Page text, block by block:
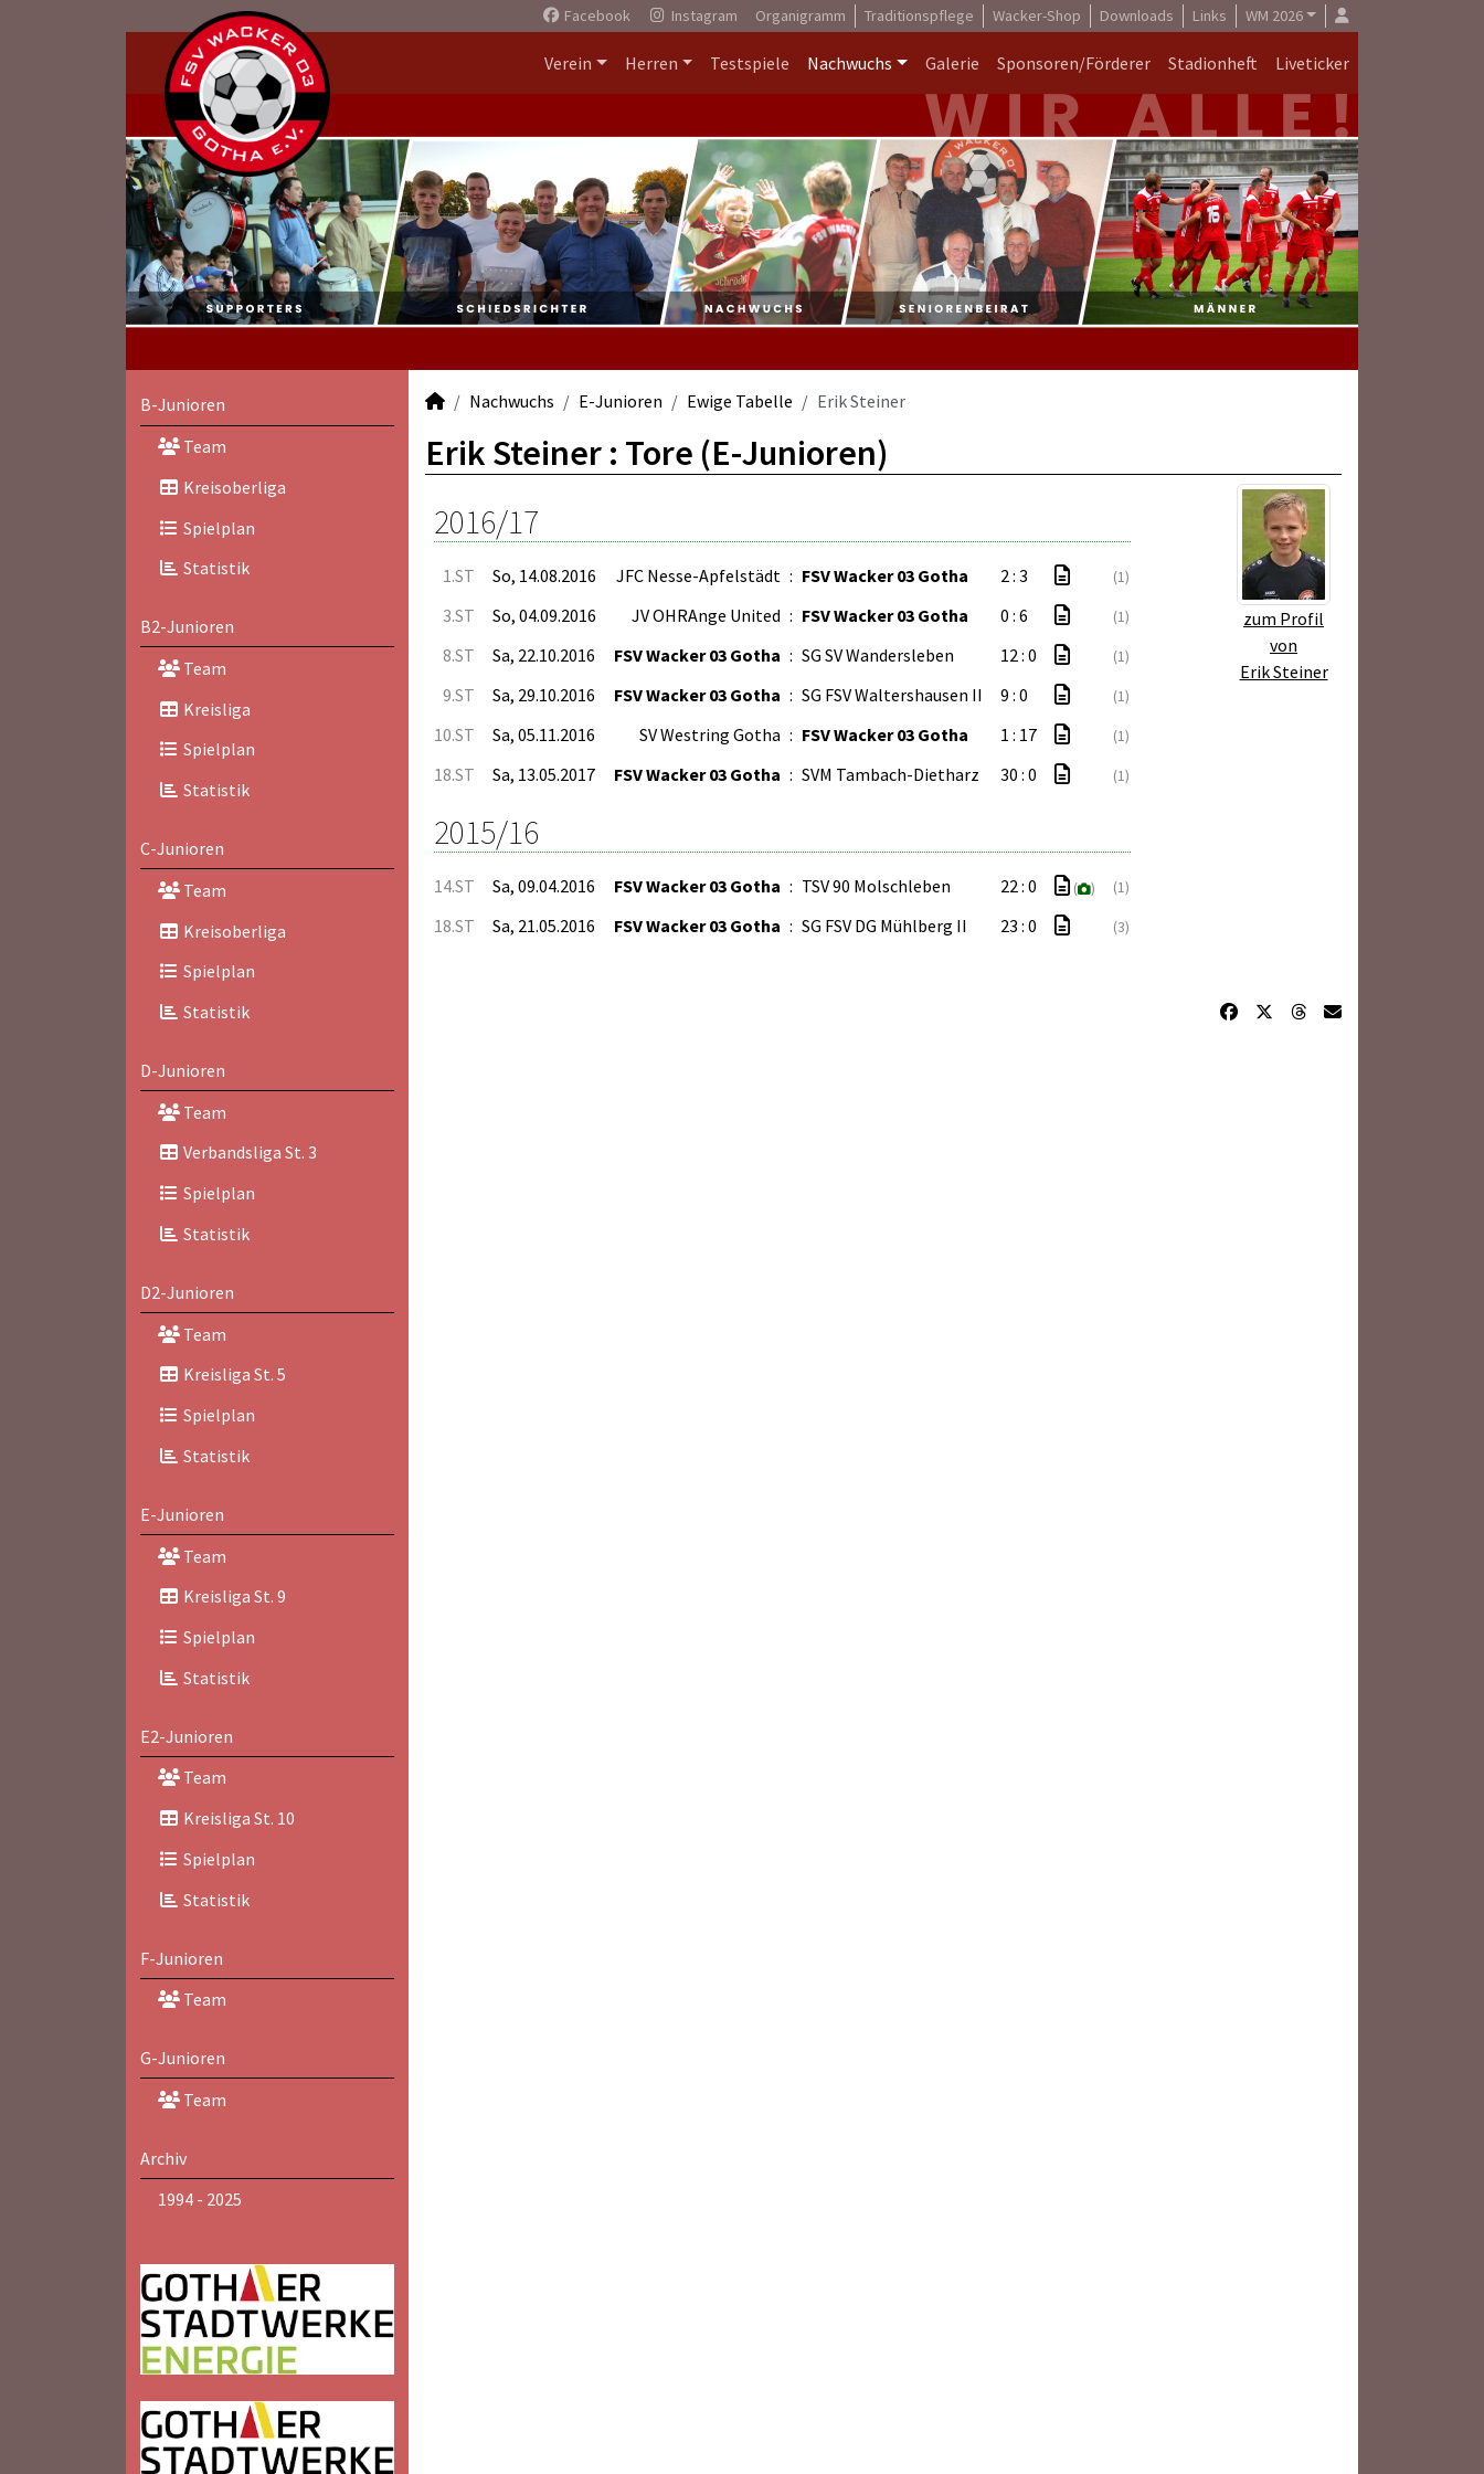
Facebook Instagram Organigramm Traditionspflege Wacker-Shop Downloads Links WM 2026
Verein Herren Testspiele Nachwuchs Galerie Sponsoren/Förderer Stadionheft Liveticker
B-Junioren
Team
Kreisoberliga
Spielplan
Statistik
B2-Junioren
Team
Kreisliga
Spielplan
Statistik
C-Junioren
Team
Kreisoberliga
Spielplan
Statistik
D-Junioren
Team
Verbandsliga St. 3
Spielplan
Statistik
D2-Junioren
Team
Kreisliga St. 5
Spielplan
Statistik
E-Junioren
Team
Kreisliga St. 9
Spielplan
Statistik
E2-Junioren
Team
Kreisliga St. 10
Spielplan
Statistik
F-Junioren
Team
G-Junioren
Team
Archiv
1994 - 2025
Nachwuchs E-Junioren Ewige Tabelle Erik Steiner
Erik Steiner : Tore (E-Junioren)
zum Profil
von
Erik Steiner
2016/17
1.ST So, 14.08.2016 JFC Nesse-Apfelstädt : FSV Wacker 03 Gotha 2 : 3 (1)
3.ST So, 04.09.2016 JV OHRAnge United : FSV Wacker 03 Gotha 0 : 6 (1)
8.ST Sa, 22.10.2016 FSV Wacker 03 Gotha : SG SV Wandersleben 12 : 0 (1)
9.ST Sa, 29.10.2016 FSV Wacker 03 Gotha : SG FSV Waltershausen II 9 : 0 (1)
10.ST Sa, 05.11.2016 SV Westring Gotha : FSV Wacker 03 Gotha 1 : 17 (1)
18.ST Sa, 13.05.2017 FSV Wacker 03 Gotha : SVM Tambach-Dietharz 30 : 0 (1)
2015/16
14.ST Sa, 09.04.2016 FSV Wacker 03 Gotha : TSV 90 Molschleben 22 : 0 ( ) (1)
18.ST Sa, 21.05.2016 FSV Wacker 03 Gotha : SG FSV DG Mühlberg II 23 : 0 (3)